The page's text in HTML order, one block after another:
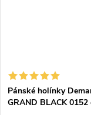
Pánské holínky
GRAND BLACK 0152